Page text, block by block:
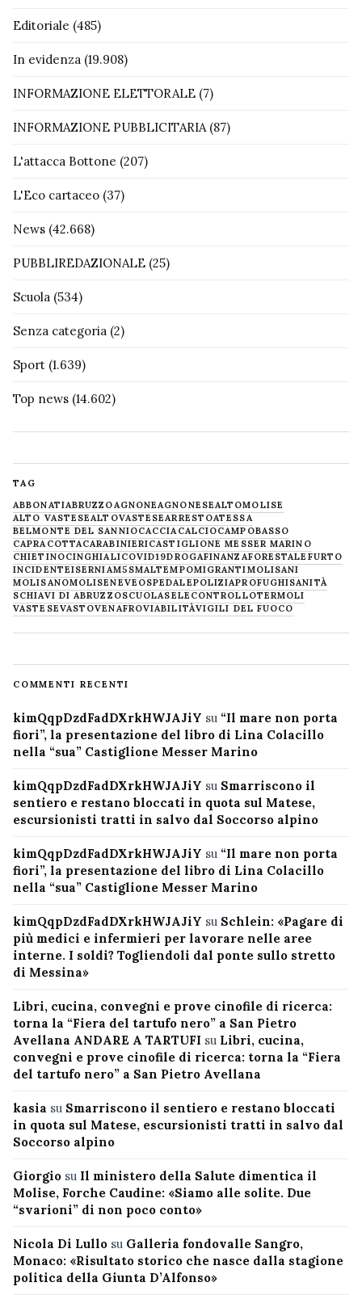
Editoriale (485)
In evidenza (19.908)
INFORMAZIONE ELETTORALE (7)
INFORMAZIONE PUBBLICITARIA(87)
L'attacca Bottone (207)
L'Eco cartaceo (37)
News (42.668)
PUBBLIREDAZIONALE (25)
Scuola (534)
Senza categoria (2)
Sport (1.639)
Top news (14.602)
TAG
ABBONATIABRUZZOAGNONEAGNONESEALTOMOLISE
ALTO VASTESEALTOVASTESEARRESTOATESSA
BELMONTE DEL SANNIOCACCIACALCIOCAMPOBASSO
CAPRACOTTACARABINIERICASTIGLIONE MESSER MARINO
CHIETINOCINGHIALICOVID19DROGAFINANZAFORESTALE FURTO
INCIDENTEISERNIAM5SMALTEMPOMIGRANTIMOLISANI
MOLISANOMOLISENEVE OSPEDALEPOLIZIAPROFUGHISANITÀ
SCHIAVI DI ABRUZZOSCUOLASELECONTROLLOTERMOLI
VASTESEVASTOVENAFROVIABILITÀVIGILI DEL FUOCO
COMMENTI RECENTI
kimQqpDzdFadDXrkHWJAJiY su “Il mare non porta
fiori”, la presentazione del libro di Lina Colacillo
nella “sua” Castiglione Messer Marino
kimQqpDzdFadDXrkHWJAJiY su Smarriscono il
sentiero e restano bloccati in quota sul Matese,
escursionisti tratti in salvo dal Soccorso alpino
kimQqpDzdFadDXrkHWJAJiY su “Il mare non porta
fiori”, la presentazione del libro di Lina Colacillo
nella “sua” Castiglione Messer Marino
kimQqpDzdFadDXrkHWJAJiY su Schlein: «Pagare di
più medici e infermieri per lavorare nelle aree
interne. I soldi? Togliendoli dal ponte sullo stretto
di Messina»
Libri, cucina, convegni e prove cinofile di ricerca:
torna la “Fiera del tartufo nero” a San Pietro
Avellana ANDARE A TARTUFI su Libri, cucina,
convegni e prove cinofile di ricerca: torna la “Fiera
del tartufo nero” a San Pietro Avellana
kasia su Smarriscono il sentiero e restano bloccati
in quota sul Matese, escursionisti tratti in salvo dal
Soccorso alpino
Giorgio su Il ministero della Salute dimentica il
Molise, Forche Caudine: «Siamo alle solite. Due
“svarioni” di non poco conto»
Nicola Di Lullo su Galleria fondovalle Sangro,
Monaco: «Risultato storico che nasce dalla stagione
politica della Giunta D’Alfonso»